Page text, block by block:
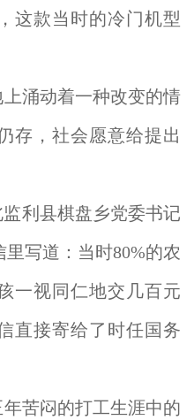
这款当时的冷门机型
涌动着一种改变的情
存，社会愿意给提出
监利县棋盘乡党委书记
写道：当时80%的农
一视同仁地交几百元
接寄给了时任国务
苦闷的打工生涯中的